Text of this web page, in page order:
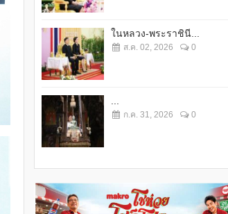
ในหลวง-พระราชินี...
ส.ค. 02, 2026 0
ก.ค. 31, 2026 0